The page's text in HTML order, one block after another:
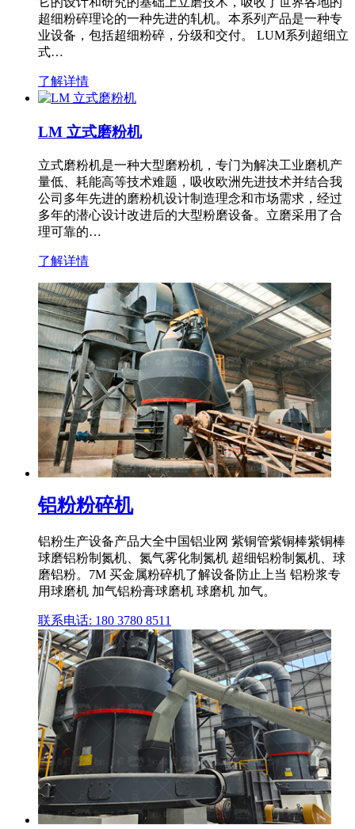
超细粉碎理论的一种先进的轧机。本系列产品是一种专
业设备，包括超细粉碎，分级和交付。 LUM系列超细立
式…
了解详情
LM 立式磨粉机
立式磨粉机是一种大型磨粉机，专门为解决工业磨机产
量低、耗能高等技术难题，吸收欧洲先进技术并结合我
公司多年先进的磨粉机设计制造理念和市场需求，经过
多年的潜心设计改进后的大型粉磨设备。立磨采用了合
理可靠的…
了解详情
铝粉粉碎机
铝粉生产设备产品大全中国铝业网 紫铜管紫铜棒紫铜棒
球磨铝粉制氮机、氮气雾化制氮机 超细铝粉制氮机、球
磨铝粉。7M 买金属粉碎机了解设备防止上当 铝粉浆专
用球磨机 加气铝粉膏球磨机 球磨机 加气。
联系电话: 180 3780 8511